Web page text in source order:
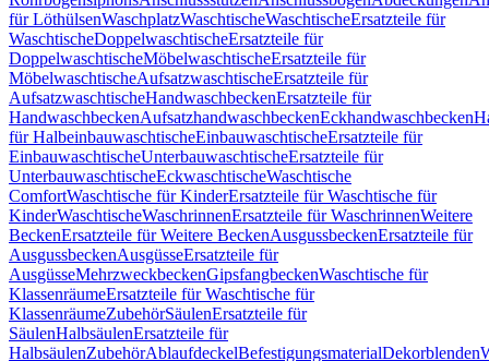
für LöthülsenWaschplatzWaschtischeWaschtischeErsatzteile für
WaschtischeDoppelwaschtischeErsatzteile für
DoppelwaschtischeMöbelwaschtischeErsatzteile für
MöbelwaschtischeAufsatzwaschtischeErsatzteile für
AufsatzwaschtischeHandwaschbeckenErsatzteile für
HandwaschbeckenAufsatzhandwaschbeckenEckhandwaschbecken
für HalbeinbauwaschtischeEinbauwaschtischeErsatzteile für
EinbauwaschtischeUnterbauwaschtischeErsatzteile für
UnterbauwaschtischeEckwaschtischeWaschtische
ComfortWaschtische für KinderErsatzteile für Waschtische für
KinderWaschtischeWaschrinnenErsatzteile für WaschrinnenWeitere
BeckenErsatzteile für Weitere BeckenAusgussbeckenErsatzteile für
AusgussbeckenAusgüsseErsatzteile für
AusgüsseMehrzweckbeckenGipsfangbeckenWaschtische für
KlassenräumeErsatzteile für Waschtische für
KlassenräumeZubehörSäulenErsatzteile für
SäulenHalbsäulenErsatzteile für
HalbsäulenZubehörAblaufdeckelBefestigungsmaterialDekorblenden